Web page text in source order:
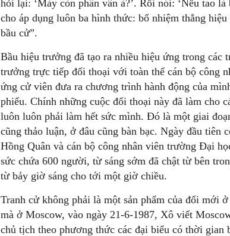
hỏi lại: ‘Mày còn phân vân à?’. Rồi nói: ‘Nếu tao
cho áp dụng luôn ba hình thức: bổ nhiệm thẳng
bầu cử”.
Bầu hiệu trưởng đã tạo ra nhiều hiệu ứng trong
trưởng trực tiếp đối thoại với toàn thể cán bộ công
ứng cử viên đưa ra chương trình hành động của
phiếu. Chính những cuộc đối thoại này đã làm cho
luôn luôn phải làm hết sức mình. Đó là một giai
cũng thảo luận, ở đâu cũng bàn bạc. Ngày đầu tiên
Hồng Quân và cán bộ công nhân viên trường Đại
sức chứa 600 người, từ sáng sớm đã chật từ bên
từ bảy giờ sáng cho tới một giờ chiều.
Tranh cử không phải là một sản phẩm của đổi mới
mà ở Moscow, vào ngày 21-6-1987, Xô viết
chủ tịch theo phương thức các đại biểu có thời gian